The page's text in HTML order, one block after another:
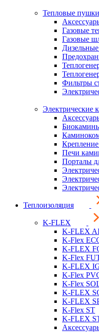
Тепловые
Газовые
Газовые
Фильтры
Электрические
Печи
Порталы
Теплоизоляция
K-FLEX
K-FLEX
K-Flex
K-FLEX
K-Flex
K-FLEX
K-Flex
K-Flex
K-FLEX
K-FLEX
K-Flex ST
K-FLEX